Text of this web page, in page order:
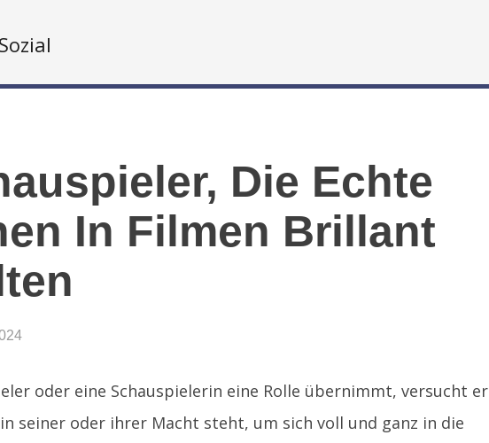
Sozial
Die Echte
In Filmen Brillant
oder eine Schauspielerin eine Rolle übernimmt, versucht er
seiner oder ihrer Macht steht, um sich voll und ganz in die